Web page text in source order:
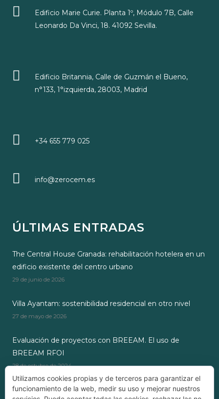
Edificio Marie Curie. Planta 1º, Módulo 7B, Calle
Leonardo Da Vinci, 18. 41092 Sevilla.
Edificio Britannia, Calle de Guzmán el Bueno,
n°133, 1°izquierda, 28003, Madrid
+34 655 779 025
info@zerocem.es
ÚLTIMAS ENTRADAS
The Central House Granada: rehabilitación hotelera en un
edificio existente del centro urbano
29 de junio de 2026
Villa Ayantam: sostenibilidad residencial en otro nivel
27 de mayo de 2026
Evaluación de proyectos con BREEAM. El uso de
BREEAM RFOI
28 de octubre de 2024
Utilizamos cookies propias y de terceros para garantizar el
funcionamiento de la web, medir su uso y mejorar nuestros